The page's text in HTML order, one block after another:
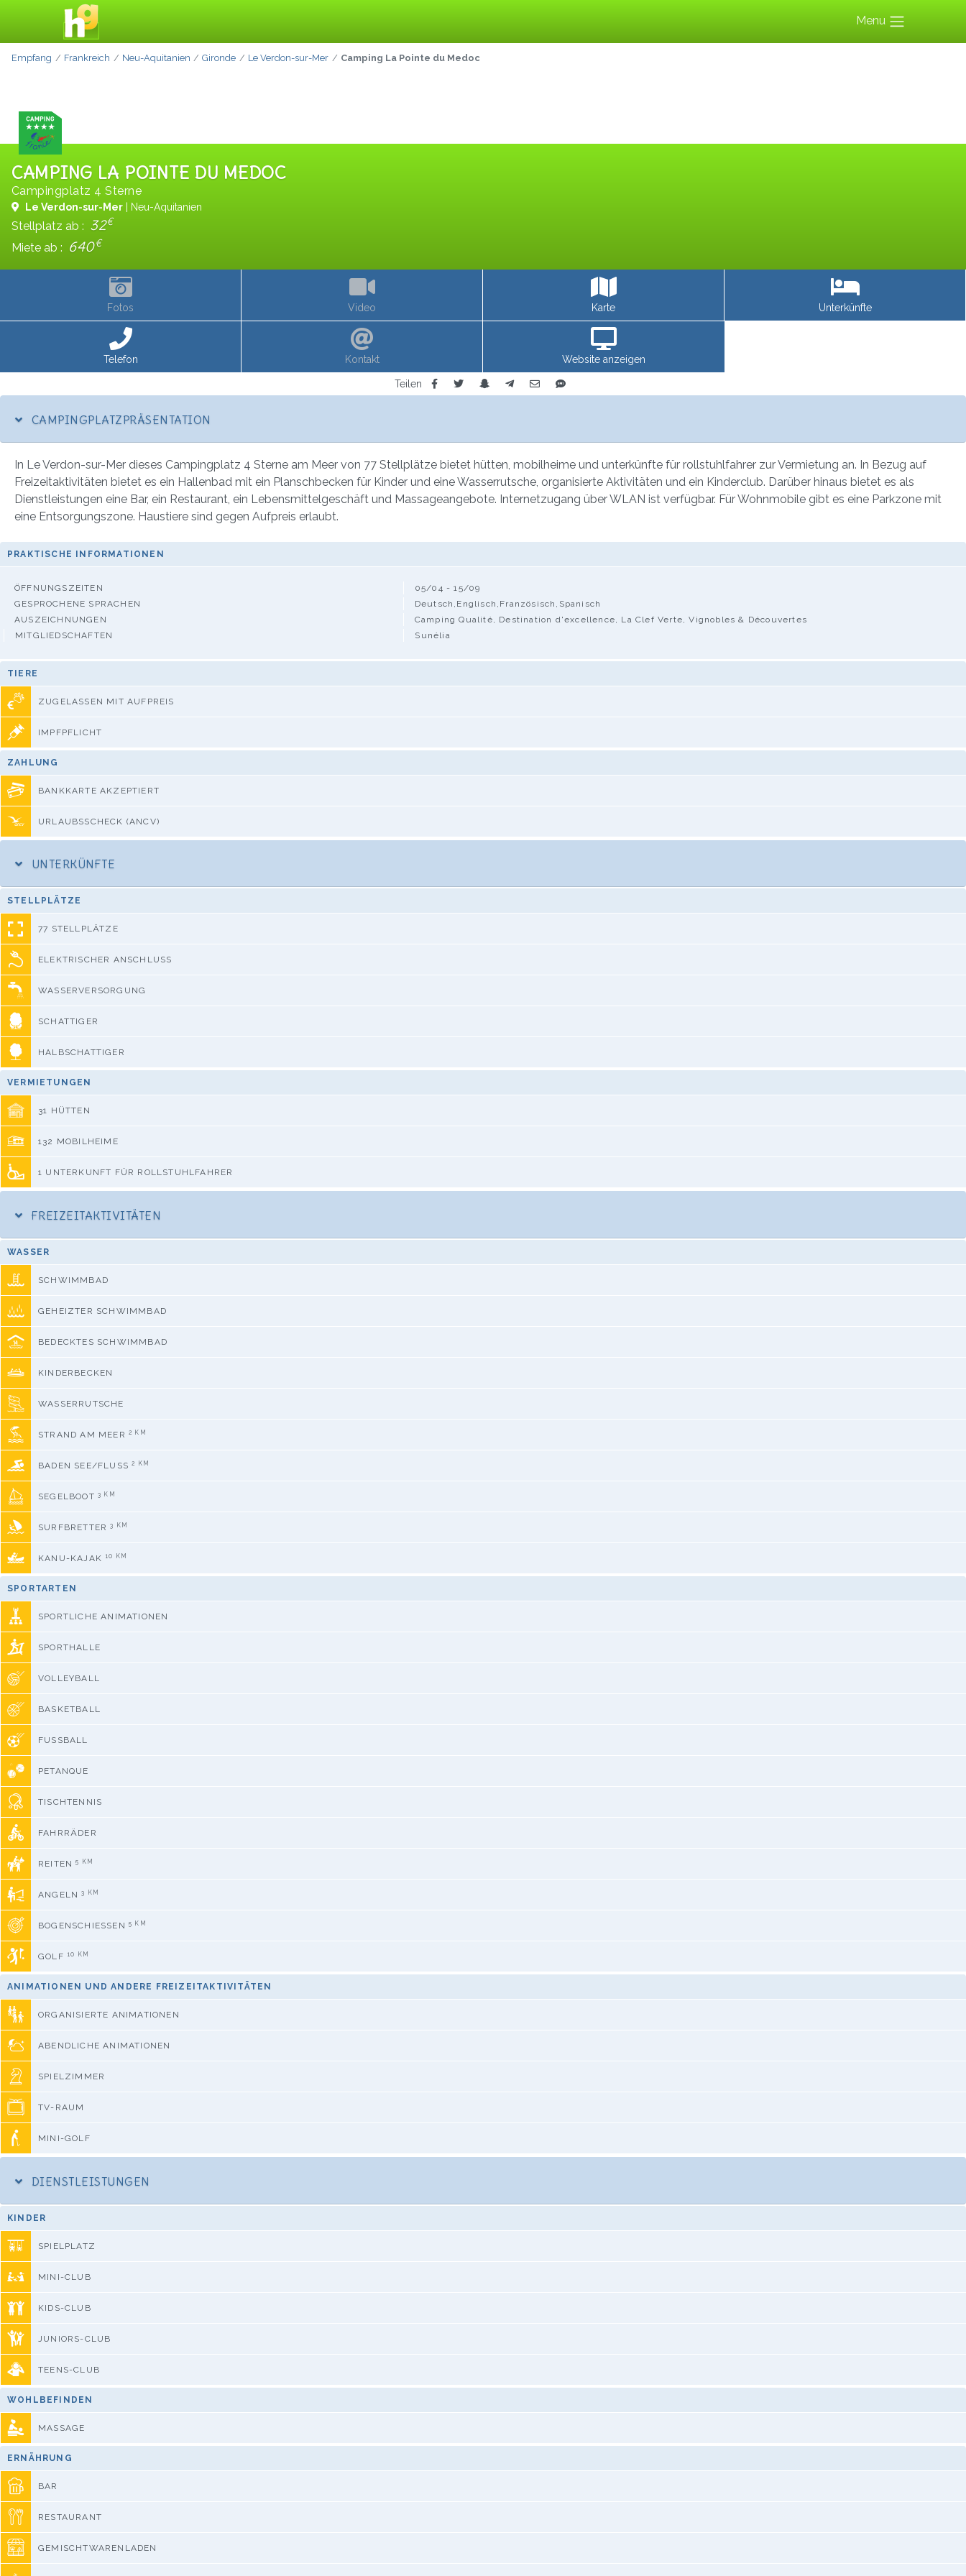
Menu
Empfang Frankreich Neu-Aquitanien Gironde Le Verdon-sur-Mer Camping La Pointe du Medoc
CAMPING LA POINTE DU MEDOC
Campingplatz 4 Sterne
Le Verdon-sur-Mer | Neu-Aquitanien
Stellplatz ab : 32€
Miete ab : 640€
Fotos Video Karte Unterkünfte
Telefon Kontakt Website anzeigen
Teilen
CAMPINGPLATZPRÄSENTATION
In Le Verdon-sur-Mer dieses Campingplatz 4 Sterne am Meer von 77 Stellplätze bietet hütten, mobilheime und unterkünfte für rollstuhlfahrer zur Vermietung an. In Bezug auf
Freizeitaktivitäten bietet es ein Hallenbad mit ein Planschbecken für Kinder und eine Wasserrutsche, organisierte Aktivitäten und ein Kinderclub. Darüber hinaus bietet es als
Dienstleistungen eine Bar, ein Restaurant, ein Lebensmittelgeschäft und Massageangebote. Internetzugang über WLAN ist verfügbar. Für Wohnmobile gibt es eine Parkzone mit
eine Entsorgungszone. Haustiere sind gegen Aufpreis erlaubt.
PRAKTISCHE INFORMATIONEN
ÖFFNUNGSZEITEN
05/04 - 15/09
GESPROCHENE SPRACHEN
Deutsch,Englisch,Französisch,Spanisch
AUSZEICHNUNGEN
Camping Qualité, Destination d'excellence, La Clef Verte, Vignobles & Découvertes
MITGLIEDSCHAFTEN
Sunélia
TIERE
ZUGELASSEN MIT AUFPREIS
IMPFPFLICHT
ZAHLUNG
BANKKARTE AKZEPTIERT
URLAUBSSCHECK (ANCV)
UNTERKÜNFTE
STELLPLÄTZE
77 STELLPLÄTZE
ELEKTRISCHER ANSCHLUSS
WASSERVERSORGUNG
SCHATTIGER
HALBSCHATTIGER
VERMIETUNGEN
31 HÜTTEN
132 MOBILHEIME
1 UNTERKUNFT FÜR ROLLSTUHLFAHRER
FREIZEITAKTIVITÄTEN
WASSER
SCHWIMMBAD
GEHEIZTER SCHWIMMBAD
BEDECKTES SCHWIMMBAD
KINDERBECKEN
WASSERRUTSCHE
STRAND AM MEER 2 KM
BADEN SEE/FLUSS2 KM
SEGELBOOT 3 KM
SURFBRETTER3 KM
KANU-KAJAK 10 KM
SPORTARTEN
SPORTLICHE ANIMATIONEN
SPORTHALLE
VOLLEYBALL
BASKETBALL
FUSSBALL
PETANQUE
TISCHTENNIS
FAHRRÄDER
REITEN5 KM
ANGELN3 KM
BOGENSCHIESSEN 5 KM
GOLF 10 KM
ANIMATIONEN UND ANDERE FREIZEITAKTIVITÄTEN
ORGANISIERTE ANIMATIONEN
ABENDLICHE ANIMATIONEN
SPIELZIMMER
TV-RAUM
MINI-GOLF
DIENSTLEISTUNGEN
KINDER
SPIELPLATZ
MINI-CLUB
KIDS-CLUB
JUNIORS-CLUB
TEENS-CLUB
WOHLBEFINDEN
MASSAGE
ERNÄHRUNG
BAR
RESTAURANT
GEMISCHTWARENLADEN